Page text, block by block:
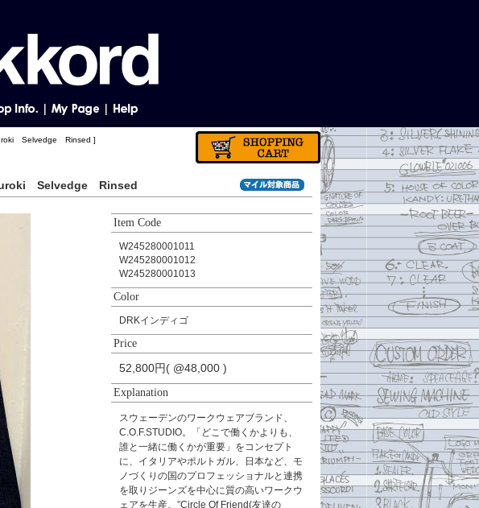
Selvedge Rinsed ]
Selvedge Rinsed
Item Code
W245280001011
W245280001012
W245280001013
Color
DRKインディゴ
Price
52,800円( @48,000 )
Explanation
スウェーデンのワークウェアブランド、
C.O.F.STUDIO。「どこで働くかよりも、
誰と一緒に働くかが重要」をコンセプト
に、イタリアやポルトガル、日本など、モ
ノづくりの国のプロフェッショナルと連携
を取りジーンズを中心に質の高いワークウ
ェアを生産。”Circle Of Friend(友達の